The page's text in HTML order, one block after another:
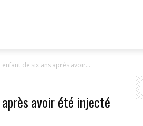
de six ans après avoir...
avoir été injecté